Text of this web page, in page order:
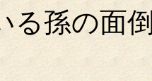
る孫の面